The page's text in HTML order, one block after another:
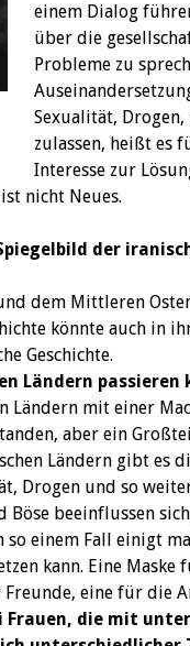
einem Dialog
über die
Probleme zu
Sexualität,
zulassen, heißt es
Interesse zur
nicht Neues.
der
dem Mittleren
könnte auch in
Geschichte.
Ländern passieren
Ländern mit einer
aber ein
Ländern gibt es
Drogen und so
beeinflussen
einem Fall einigt
kann. Eine
eine für die
die mit